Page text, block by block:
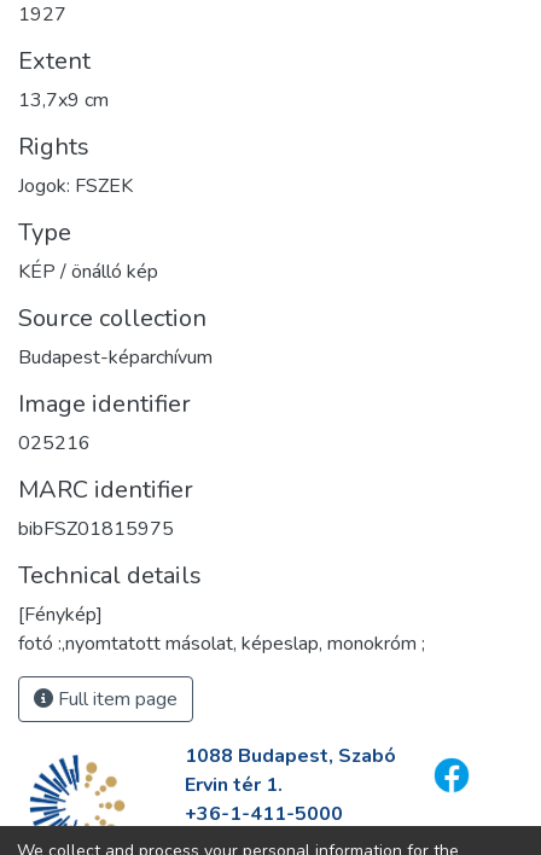
1927
Extent
13,7x9 cm
Rights
Jogok: FSZEK
Type
KÉP / önálló kép
Source collection
Budapest-képarchívum
Image identifier
025216
MARC identifier
bibFSZ01815975
Technical details
[Fénykép]
fotó :,nyomtatott másolat, képeslap, monokróm ;
Full item page
1088 Budapest, Szabó
Ervin tér 1.
+36-1-411-5000
info@fszek.hu